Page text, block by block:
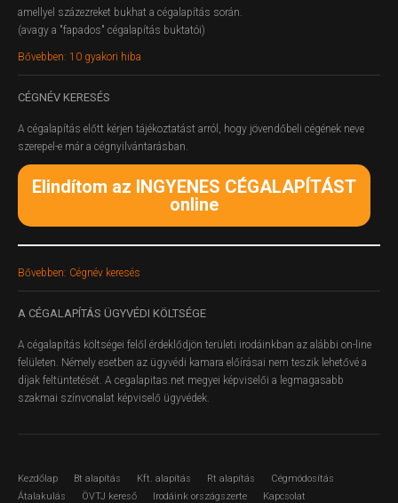
amellyel százezreket bukhat a cégalapítás során.
(avagy a "fapados" cégalapítás buktatói)
Bővebben: 10 gyakori hiba
CÉGNÉV KERESÉS
A cégalapítás előtt kérjen tájékoztatást arról, hogy jövendőbeli cégének neve
szerepel-e már a cégnyilvántarásban.
Elindítom az INGYENES CÉGALAPÍTÁST
online
Bővebben: Cégnév keresés
A CÉGALAPÍTÁS ÜGYVÉDI KÖLTSÉGE
A cégalapítás költségei felől érdeklődjön területi irodáinkban az alábbi on-line
felületen. Némely esetben az ügyvédi kamara előírásai nem teszik lehetővé a
díjak feltüntetését. A cegalapitas.net megyei képviselői a legmagasabb
szakmai színvonalat képviselő ügyvédek.
Kezdőlap Bt alapítás Kft. alapítás Rt alapítás
Cégmódosítás
Átalakulás
ÖVTJ kereső Irodáink országszerte Kapcsolat